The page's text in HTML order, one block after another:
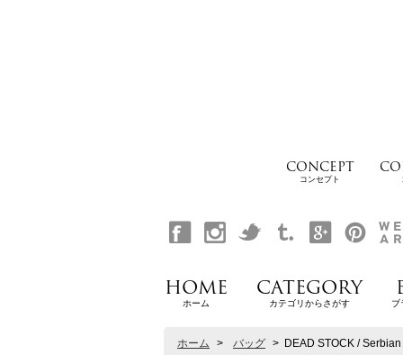
CONCEPT
コンセプト
HOME
ホーム
CATEGORY
カテゴリからさがす ブ
ホーム > バッグ > DEAD STOCK /